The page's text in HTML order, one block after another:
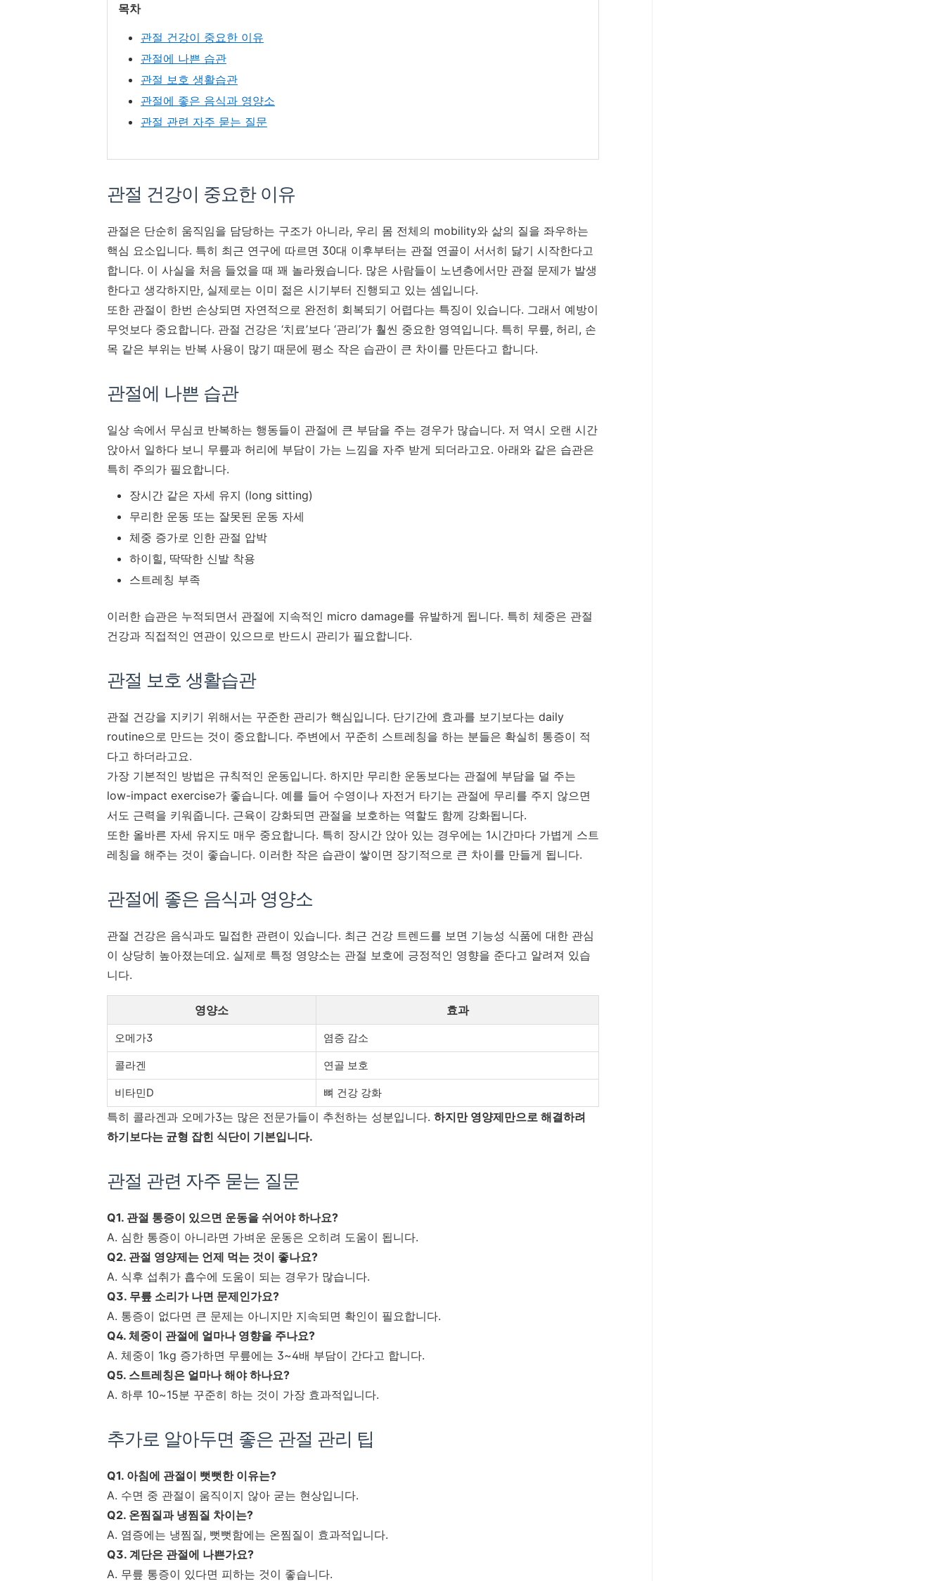
목차
관절 건강이 중요한 이유
관절에 나쁜 습관
관절 보호 생활습관
관절에 좋은 음식과 영양소
관절 관련 자주 묻는 질문
관절 건강이 중요한 이유
관절은 단순히 움직임을 담당하는 구조가 아니라, 우리 몸 전체의 mobility와 삶의 질을 좌우하는
핵심 요소입니다. 특히 최근 연구에 따르면 30대 이후부터는 관절 연골이 서서히 닳기 시작한다고
합니다. 이 사실을 처음 들었을 때 꽤 놀라웠습니다. 많은 사람들이 노년층에서만 관절 문제가 발생
한다고 생각하지만, 실제로는 이미 젊은 시기부터 진행되고 있는 셈입니다.
또한 관절이 한번 손상되면 자연적으로 완전히 회복되기 어렵다는 특징이 있습니다. 그래서 예방이
무엇보다 중요합니다. 관절 건강은 ‘치료’보다 ‘관리’가 훨씬 중요한 영역입니다. 특히 무릎, 허리, 손
목 같은 부위는 반복 사용이 많기 때문에 평소 작은 습관이 큰 차이를 만든다고 합니다.
관절에 나쁜 습관
일상 속에서 무심코 반복하는 행동들이 관절에 큰 부담을 주는 경우가 많습니다. 저 역시 오랜 시간
앉아서 일하다 보니 무릎과 허리에 부담이 가는 느낌을 자주 받게 되더라고요. 아래와 같은 습관은
특히 주의가 필요합니다.
장시간 같은 자세 유지 (long sitting)
무리한 운동 또는 잘못된 운동 자세
체중 증가로 인한 관절 압박
하이힐, 딱딱한 신발 착용
스트레칭 부족
이러한 습관은 누적되면서 관절에 지속적인 micro damage를 유발하게 됩니다. 특히 체중은 관절
건강과 직접적인 연관이 있으므로 반드시 관리가 필요합니다.
관절 보호 생활습관
관절 건강을 지키기 위해서는 꾸준한 관리가 핵심입니다. 단기간에 효과를 보기보다는 daily
routine으로 만드는 것이 중요합니다. 주변에서 꾸준히 스트레칭을 하는 분들은 확실히 통증이 적
다고 하더라고요.
가장 기본적인 방법은 규칙적인 운동입니다. 하지만 무리한 운동보다는 관절에 부담을 덜 주는
low-impact exercise가 좋습니다. 예를 들어 수영이나 자전거 타기는 관절에 무리를 주지 않으면
서도 근력을 키워줍니다. 근육이 강화되면 관절을 보호하는 역할도 함께 강화됩니다.
또한 올바른 자세 유지도 매우 중요합니다. 특히 장시간 앉아 있는 경우에는 1시간마다 가볍게 스트
레칭을 해주는 것이 좋습니다. 이러한 작은 습관이 쌓이면 장기적으로 큰 차이를 만들게 됩니다.
관절에 좋은 음식과 영양소
관절 건강은 음식과도 밀접한 관련이 있습니다. 최근 건강 트렌드를 보면 기능성 식품에 대한 관심
이 상당히 높아졌는데요. 실제로 특정 영양소는 관절 보호에 긍정적인 영향을 준다고 알려져 있습
니다.
영양소 효과
오메가3 염증 감소
콜라겐 연골 보호
비타민D 뼈 건강 강화
특히 콜라겐과 오메가3는 많은 전문가들이 추천하는 성분입니다. 하지만 영양제만으로 해결하려
하기보다는 균형 잡힌 식단이 기본입니다.
관절 관련 자주 묻는 질문
Q1. 관절 통증이 있으면 운동을 쉬어야 하나요?
A. 심한 통증이 아니라면 가벼운 운동은 오히려 도움이 됩니다.
Q2. 관절 영양제는 언제 먹는 것이 좋나요?
A. 식후 섭취가 흡수에 도움이 되는 경우가 많습니다.
Q3. 무릎 소리가 나면 문제인가요?
A. 통증이 없다면 큰 문제는 아니지만 지속되면 확인이 필요합니다.
Q4. 체중이 관절에 얼마나 영향을 주나요?
A. 체중이 1kg 증가하면 무릎에는 3~4배 부담이 간다고 합니다.
Q5. 스트레칭은 얼마나 해야 하나요?
A. 하루 10~15분 꾸준히 하는 것이 가장 효과적입니다.
추가로 알아두면 좋은 관절 관리 팁
Q1. 아침에 관절이 뻣뻣한 이유는?
A. 수면 중 관절이 움직이지 않아 굳는 현상입니다.
Q2. 온찜질과 냉찜질 차이는?
A. 염증에는 냉찜질, 뻣뻣함에는 온찜질이 효과적입니다.
Q3. 계단은 관절에 나쁜가요?
A. 무릎 통증이 있다면 피하는 것이 좋습니다.